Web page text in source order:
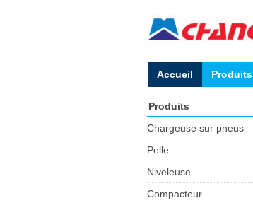
Accueil Produits
Produits
Chargeuse sur pneus
Pelle
Niveleuse
Compacteur